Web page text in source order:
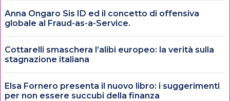
Anna Ongaro Sis ID ed il concetto di offensiva
globale al Fraud-as-a-Service.
Cottarelli smaschera l’alibi europeo: la verità sulla
stagnazione italiana
Elsa Fornero presenta il nuovo libro: i suggerimenti
per non essere succubi della finanza